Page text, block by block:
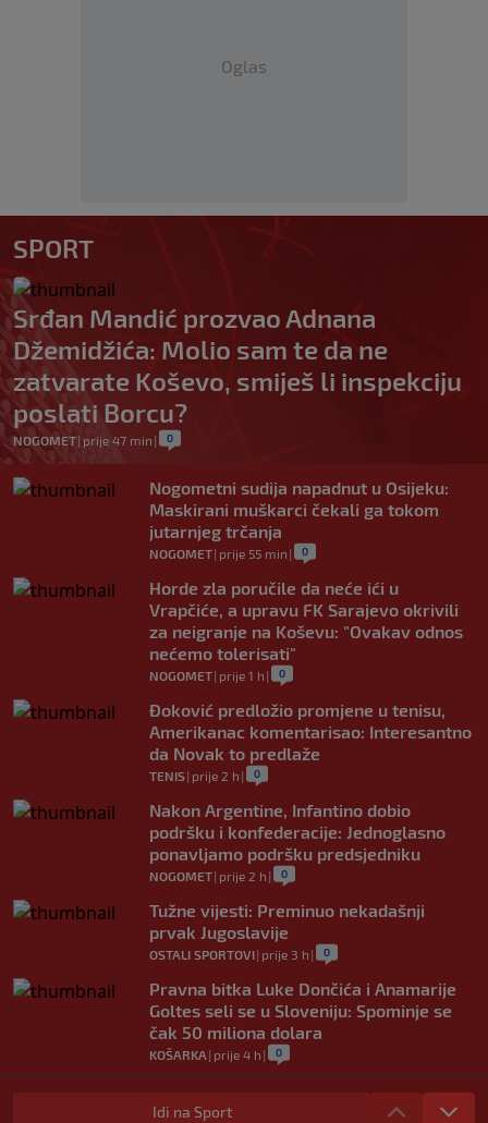
Oglas
SPORT
Srđan Mandić prozvao Adnana
Džemidžića: Molio sam te da ne
zatvarate Koševo, smiješ li inspekciju
poslati Borcu?
NOGOMET| prije 47 min | 0
Nogometni sudija napadnut u Osijeku:
Maskirani muškarci čekali ga tokom
jutarnjeg trčanja
NOGOMET| prije 55 min | 0
Horde zla poručile da neće ići u
Vrapčiće, a upravu FK Sarajevo okrivili
za neigranje na Koševu: "Ovakav odnos
nećemo tolerisati"
NOGOMET| prije 1 h | 0
Đoković predložio promjene u tenisu,
Amerikanac komentarisao: Interesantno
da Novak to predlaže
TENIS| prije 2 h | 0
Nakon Argentine, Infantino dobio
podršku i konfederacije: Jednoglasno
ponavljamo podršku predsjedniku
NOGOMET| prije 2 h | 0
Tužne vijesti: Preminuo nekadašnji
prvak Jugoslavije
OSTALI SPORTOVI| prije 3 h | 0
Pravna bitka Luke Dončića i Anamarije
Goltes seli se u Sloveniju: Spominje se
čak 50 miliona dolara
KOŠARKA | prije 4 h | 0
Danas počinje nova sezona šampionata
BiH: Željezničar protiv novajlije na
Idi na Sport